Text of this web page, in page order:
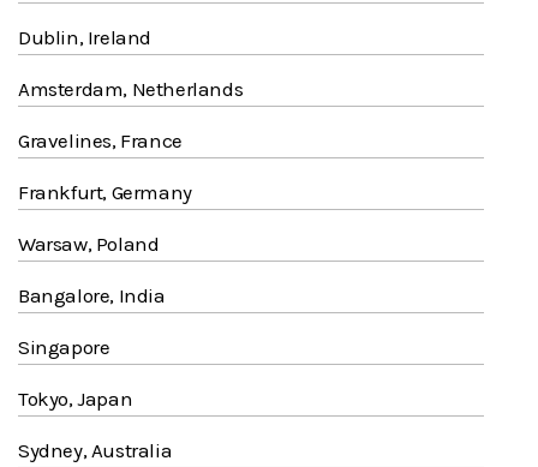
Dublin, Ireland
Amsterdam, Netherlands
Gravelines, France
Frankfurt, Germany
Warsaw, Poland
Bangalore, India
Singapore
Tokyo, Japan
Sydney, Australia